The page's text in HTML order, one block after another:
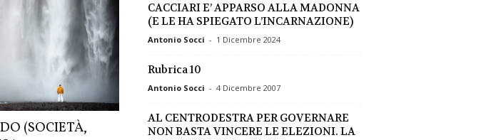
(SOCIETÀ,
CACCIARI E’ APPARSO ALLA MADONNA
(E LE HA SPIEGATO L’INCARNAZIONE)
Antonio Socci - 1 Dicembre 2024
Rubrica 10
Antonio Socci - 4 Dicembre 2007
AL CENTRODESTRA PER GOVERNARE
NON BASTA VINCERE LE ELEZIONI. LA